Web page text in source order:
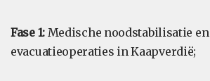
Fase 1:Medische noodstabilisatie en
evacuatieoperaties in Kaapverdië;